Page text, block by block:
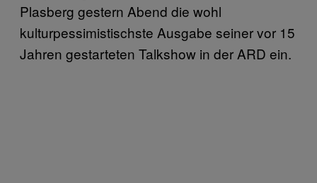
Plasberg gestern Abend die wohl
kulturpessimistischste Ausgabe seiner vor 15
Jahren gestarteten Talkshow in der ARD ein.